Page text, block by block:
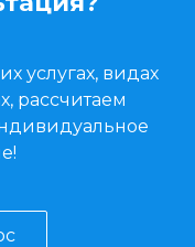
услугах, видах
рассчитаем